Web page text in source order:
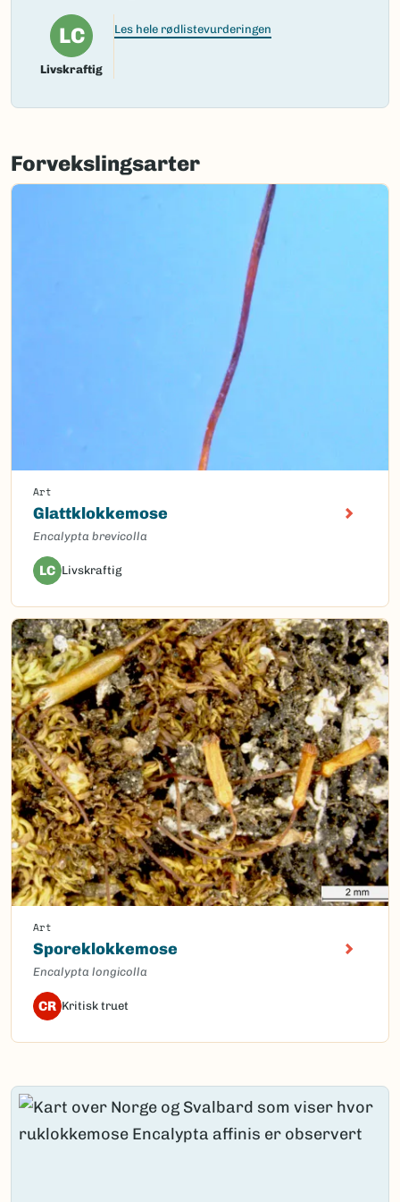
Vitenskapelig navn ID:
104311
Takson ID:184151
Gå til Nortaxa for flere detaljer
LC
Livskraftig
Les hele rødlistevurderingen
Forvekslingsarter
Art
Glattklokkemose
Encalypta brevicolla
LC Livskraftig
Art
Sporeklokkemose
Encalypta longicolla
CR Kritisk truet